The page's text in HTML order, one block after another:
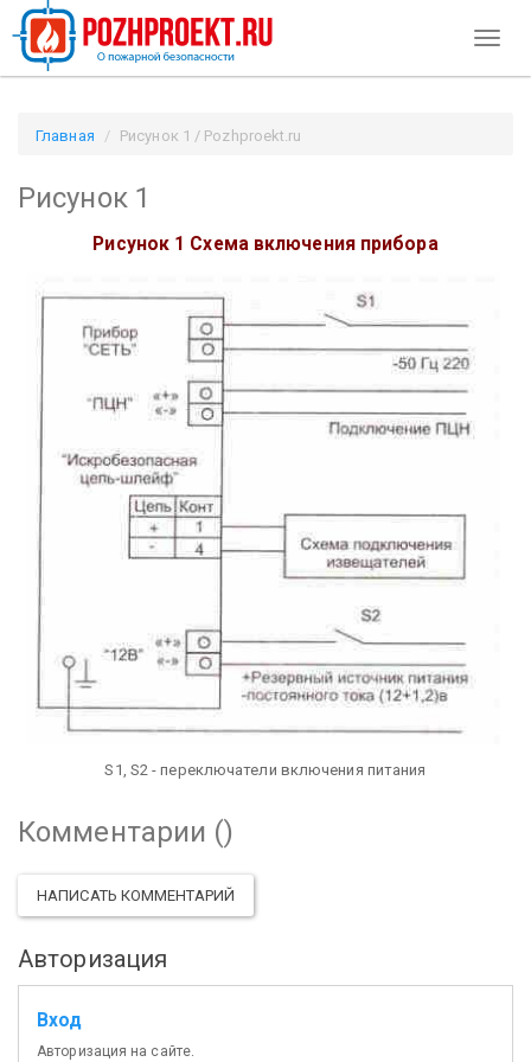
Главная Рисунок 1 / Pozhproekt.ru
Рисунок 1
Рисунок 1 Схема включения прибора
S1, S2 - переключатели включения питания
Комментарии ()
НАПИСАТЬ КОММЕНТАРИЙ
Авторизация
Вход
Авторизация на сайте.